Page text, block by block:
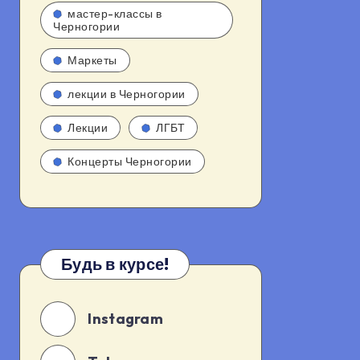
мастер-классы в
Черногории
Маркеты
лекции в Черногории
Лекции ЛГБТ
Концерты Черногории
Будь в курсе!
Instagram